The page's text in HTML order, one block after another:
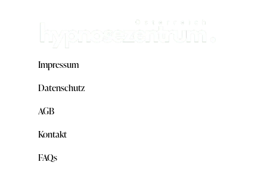
Impressum
Datenschutz
AGB
Kontakt
FAQs